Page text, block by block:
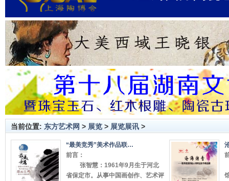
当前位置: 东方艺术网 > 展览 > 展览展讯 >
“最美竞秀”美术作品联…
前言：
张智慧：1961年9月生于河北
省保定市。从事中国画创作、艺术评